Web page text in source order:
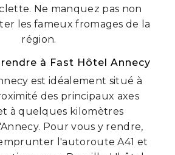
Ne manquez pas non
les fameux fromages de la
région.
à Fast Hôtel Annecy
est idéalement situé à
des principaux axes
à quelques kilomètres
Pour vous y rendre,
l'autoroute A41 et